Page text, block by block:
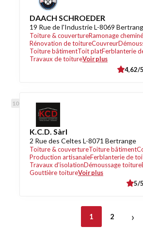
DAACH SCHROEDER
19 Rue de l'Industrie L-8069
Toiture & couvertureRamonage
Rénovation de toitureCouvreur
Toiture bâtimentToit platFerblanterie
Travaux de toitureVoir plus
4,62/5
K.C.D. Sàrl
2 Rue des Celtes L-8071 Bertrange
Toiture & couvertureToiture bâtiment
Production artisanaleFerblanterie de
Travaux d'isolationDémoussage toiture
Gouttière toitureVoir plus
5/5
1 2 ›